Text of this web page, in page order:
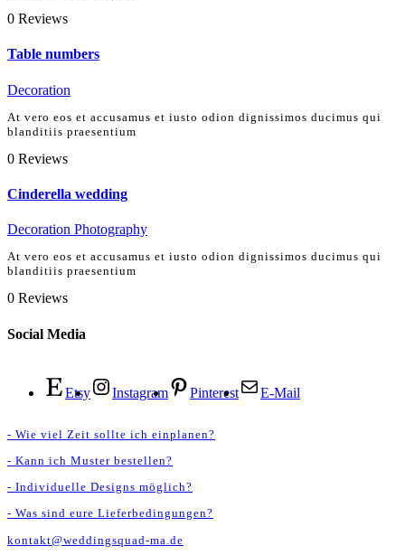
0 Reviews
Table numbers
Decoration
At vero eos et accusamus et iusto odion dignissimos ducimus qui
blanditiis praesentium
0 Reviews
Cinderella wedding
Decoration Photography
At vero eos et accusamus et iusto odion dignissimos ducimus qui
blanditiis praesentium
0 Reviews
Social Media
Etsy Instagram Pinterest E-Mail
- Wie viel Zeit sollte ich einplanen?
- Kann ich Muster bestellen?
- Individuelle Designs möglich?
- Was sind eure Lieferbedingungen?
kontakt@weddingsquad-ma.de